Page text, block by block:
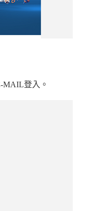
MAIL登入。